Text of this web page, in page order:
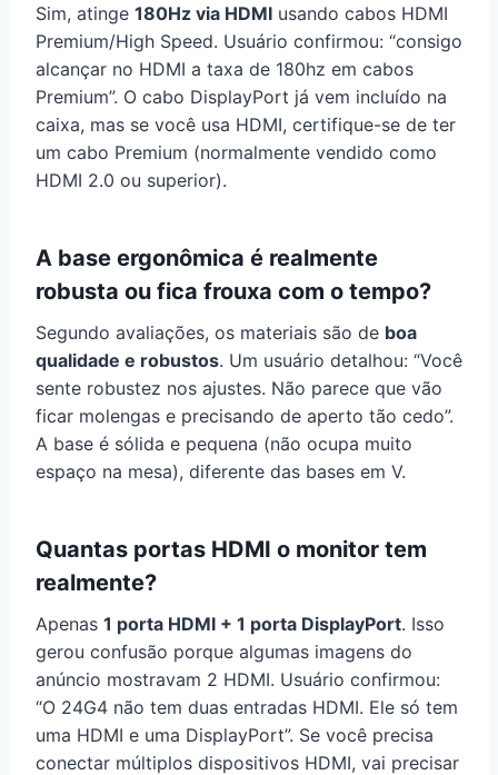
Sim, atinge 180Hz via HDMI usando cabos HDMI
Premium/High Speed. Usuário confirmou: “consigo
alcançar no HDMI a taxa de 180hz em cabos
Premium”. O cabo DisplayPort já vem incluído na
caixa, mas se você usa HDMI, certifique-se de ter
um cabo Premium (normalmente vendido como
HDMI 2.0 ou superior).
A base ergonômica é realmente
robusta ou fica frouxa com o tempo?
Segundo avaliações, os materiais são de boa
qualidade e robustos. Um usuário detalhou: “Você
sente robustez nos ajustes. Não parece que vão
ficar molengas e precisando de aperto tão cedo”.
A base é sólida e pequena (não ocupa muito
espaço na mesa), diferente das bases em V.
Quantas portas HDMI o monitor tem
realmente?
Apenas 1 porta HDMI + 1 porta DisplayPort. Isso
gerou confusão porque algumas imagens do
anúncio mostravam 2 HDMI. Usuário confirmou:
“O 24G4 não tem duas entradas HDMI. Ele só tem
uma HDMI e uma DisplayPort”. Se você precisa
conectar múltiplos dispositivos HDMI, vai precisar